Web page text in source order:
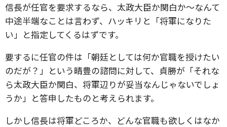
信長が任官を要求するなら、太政大臣か関白か～なんて
中途半端なことは言わず、ハッキリと「将軍になりた
い」と指定してくるはずです。
要するに任官の件は「朝廷としては何か官職を授けたい
のだが？」という晴豊の諮問に対して、貞勝が「それな
ら太政大臣か関白、将軍辺りが妥当なんじゃないでしょ
うか」と答申したものと考えられます。
しかし信長は将軍どころか、どんな官職も欲しくはなか